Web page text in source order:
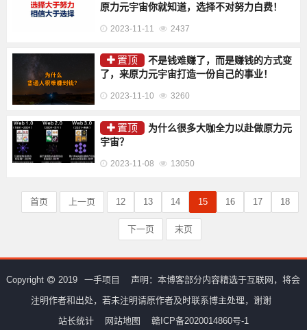
原力元宇宙你就知道，选择不对努力白费！
2023-11-11 2437
置顶
不是钱难赚了，而是赚钱的方式变
了，来原力元宇宙打造一份自己的事业！
2023-11-10 3260
置顶
为什么很多大咖全力以赴做原力元
宇宙？
2023-11-08 13050
首页 上一页 12 13 14 15 16 17 18
下一页 末页
Copyright 2019 一手项目
声明：本博客部分内容精选于互联网，将会
注明作者和出处，若未注明请原作者及时联系博主处理，谢谢
站长统计
网站地图 赣ICP备2020014860号-1